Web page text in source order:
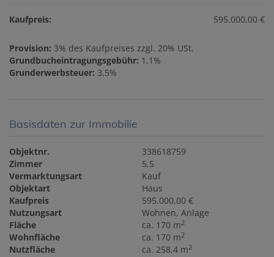
Kaufpreis: 595.000,00 €
Provision: 3% des Kaufpreises zzgl. 20% USt.
Grundbucheintragungsgebühr: 1,1%
Grunderwerbsteuer: 3,5%
Basisdaten zur Immobilie
Objektnr.
338618759
Zimmer
5,5
Vermarktungsart
Kauf
Objektart
Haus
Kaufpreis
595.000,00 €
Nutzungsart
Wohnen Anlage
Fläche
ca. 170 m2
Wohnfläche ca. 170 m2
Nutzfläche ca. 258,4 m2